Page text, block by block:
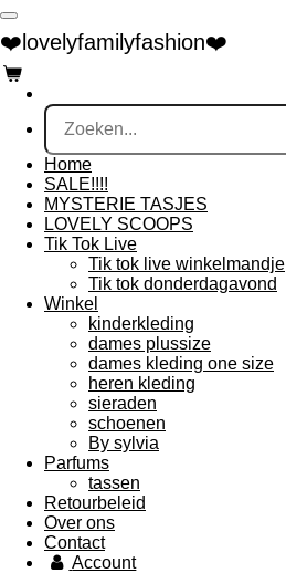
Ga
direct
de
hoofdinhoud
❤️lovelyfamilyfashion❤️
Home
SALE!!!!
MYSTERIE TASJES
LOVELY SCOOPS
Tik Tok Live
Tik tok live winkelmandje
Tik tok donderdagavond
Winkel
kinderkleding
dames plussize
dames kleding one size
heren kleding
sieraden
schoenen
By sylvia
Parfums
tassen
Retourbeleid
Over ons
Contact
Account